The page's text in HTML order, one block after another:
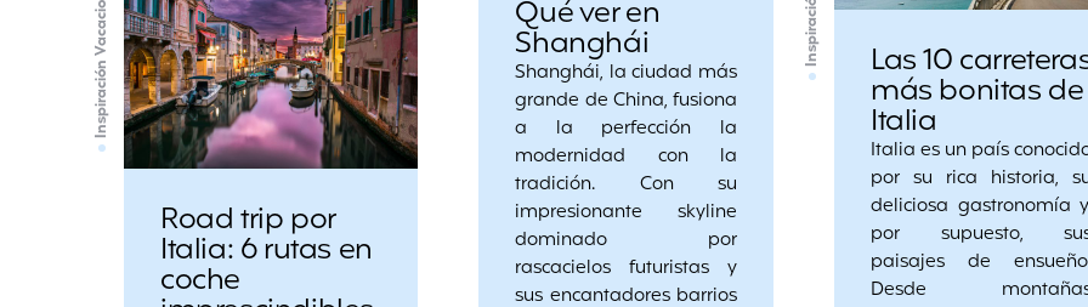
Qué ver en
Shanghái
Shanghái, la ciudad más
grande de China, fusiona
a la perfección la
modernidad con la
tradición. Con su
impresionante skyline
dominado por
rascacielos futuristas y
sus encantadores barrios
Las 10
más bonitas de
Italia
Italia es un país
por su rica historia,
deliciosa gastronomía
por supuesto,
paisajes de
Desde
Inspiración Vacaciones
Road trip por
Italia: 6 rutas en
coche